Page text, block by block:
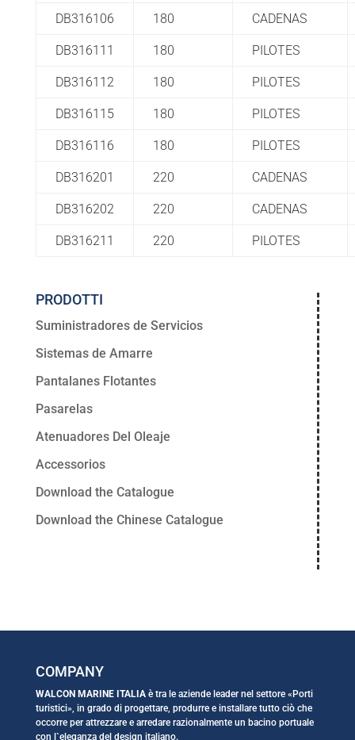
DB316106 180 CADENAS
DB316111 180 PILOTES
DB316112 180 PILOTES
DB316115 180 PILOTES
DB316116 180 PILOTES
DB316201 220 CADENAS
DB316202 220 CADENAS
DB316211 220 PILOTES
PRODOTTI
Suministradores de Servicios
Sistemas de Amarre
Pantalanes Flotantes
Pasarelas
Atenuadores Del Oleaje
Accessorios
Download the Catalogue
Download the Chinese Catalogue
COMPANY
WALCON MARINE ITALIAè tra le aziende leader nel settore «Porti
turistici», in grado di progettare, produrre e installare tutto ciò che
occorre per attrezzare e arredare razionalmente un bacino portuale
con l`eleganza del design italiano.